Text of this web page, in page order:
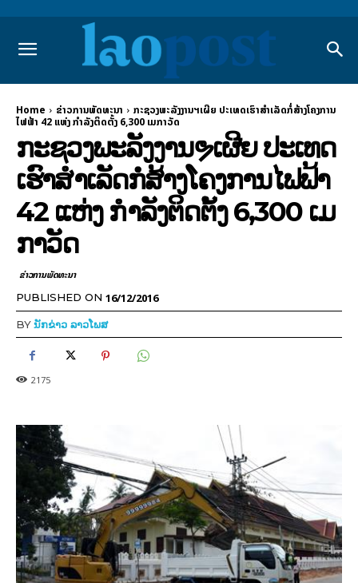
Home ຂ່າວການພັດທະນາ
ກະຊວງພະລັງງານຯເຜີຍ ປະເທດເຮົາສຳເລັດກໍ່ສ້າງໂຄງການ
ໄຟຟ້າ 42 ແຫ່ງ ກຳລັງຕິດຕັ້ງ 6,300 ເມກາວັດ
ກະຊວງພະລັງງານຯເຜີຍ ປະເທດ
ເຮົາສຳເລັດກໍ່ສ້າງໂຄງການໄຟຟ້າ
42 ແຫ່ງ ກຳລັງຕິດຕັ້ງ 6,300 ເມ
ກາວັດ
ຂ່າວການພັດທະນາ
PUBLISHED ON 16/12/2016
BYນັກຂ່າວ ລາວໂພສ
2175